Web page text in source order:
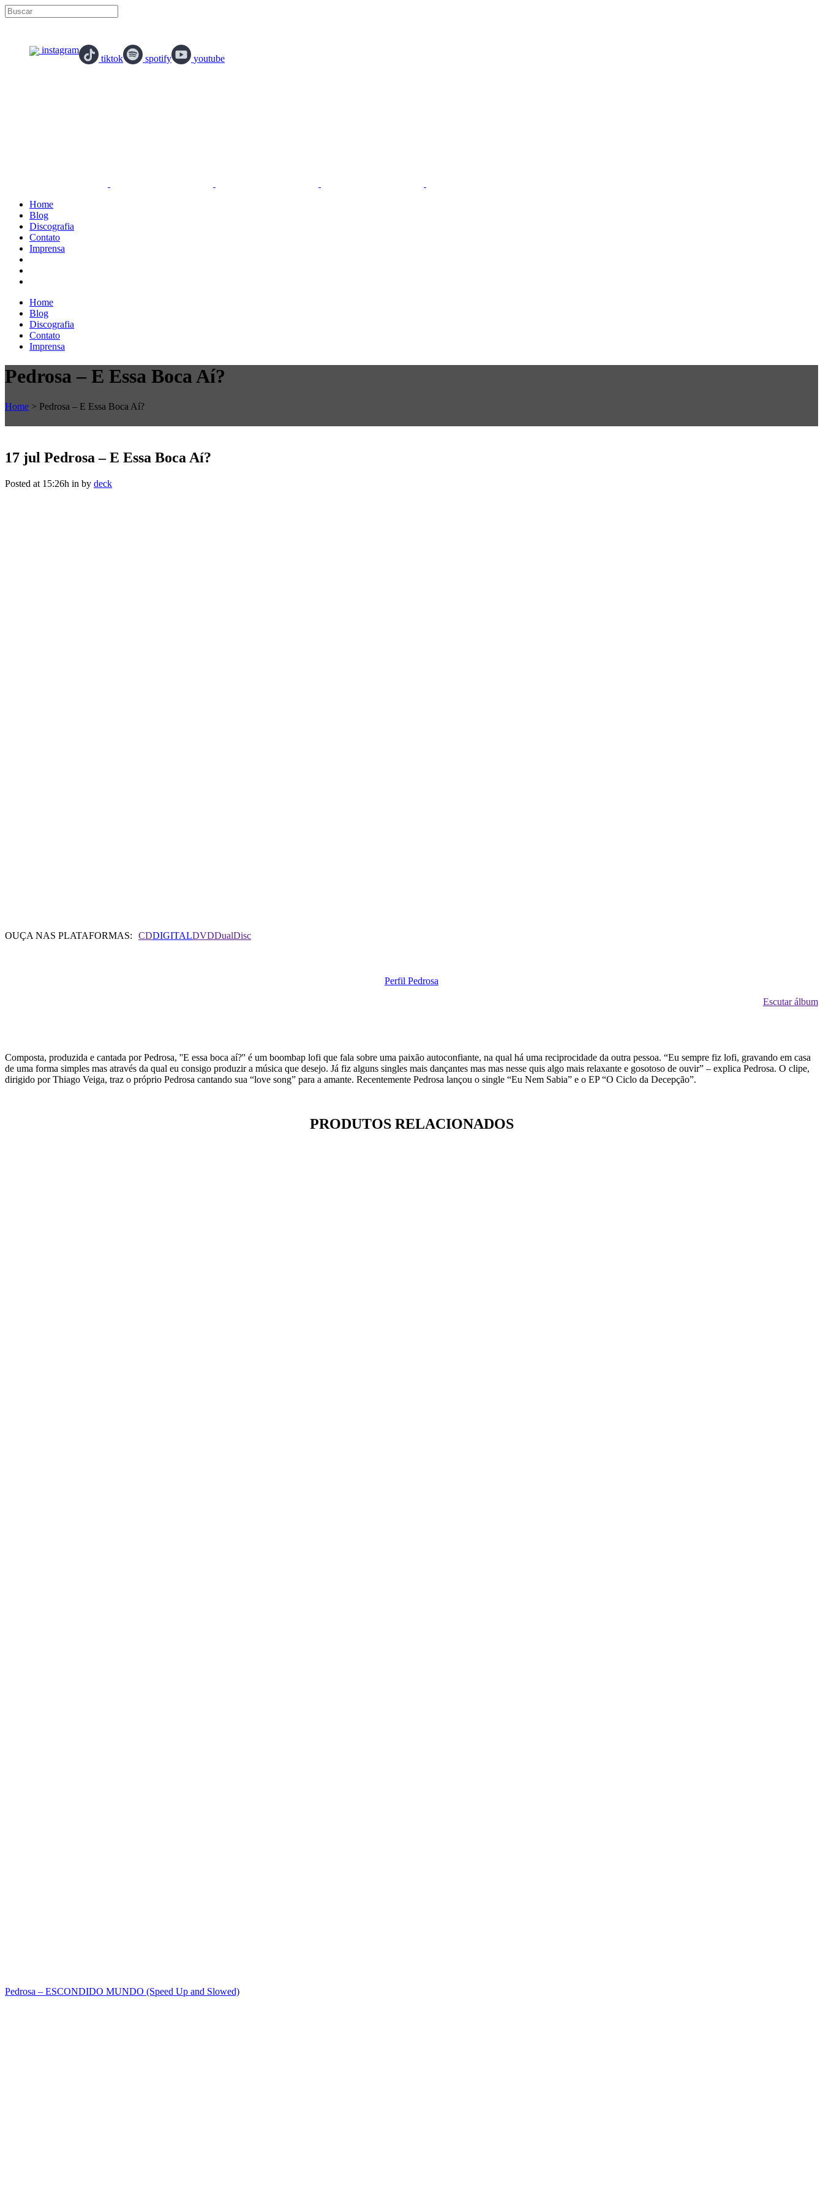
instagram
tiktok
spotify youtube
Home
Blog
Discografia
Contato
Imprensa
Home
Blog
Discografia
Contato
Imprensa
Pedrosa – E Essa Boca Aí?
Home > Pedrosa – E Essa Boca Aí?
17 jul Pedrosa – E Essa Boca Aí?
Posted at 15:26h in by deck
OUÇA NAS PLATAFORMAS: CDDIGITALDVDDualDisc
Perfil Pedrosa
Escutar álbum
Composta, produzida e cantada por Pedrosa, ''E essa boca aí?'' é um boombap lofi que fala sobre uma paixão autoconfiante, na qual há uma reciprocidade da outra pessoa. “Eu sempre fiz lofi, gravando em casa
de uma forma simples mas através da qual eu consigo produzir a música que desejo. Já fiz alguns singles mais dançantes mas mas nesse quis algo mais relaxante e gosotoso de ouvir” – explica Pedrosa. O clipe,
dirigido por Thiago Veiga, traz o próprio Pedrosa cantando sua “love song” para a amante. Recentemente Pedrosa lançou o single “Eu Nem Sabia” e o EP “O Ciclo da Decepção”.
PRODUTOS RELACIONADOS
Pedrosa – ESCONDIDO MUNDO (Speed Up and Slowed)